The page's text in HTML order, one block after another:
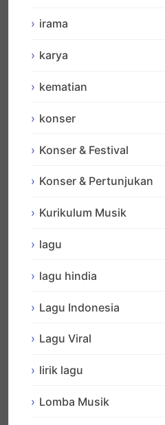
irama
karya
kematian
konser
Konser & Festival
Konser & Pertunjukan
Kurikulum Musik
lagu
lagu hindia
Lagu Indonesia
Lagu Viral
lirik lagu
Lomba Musik